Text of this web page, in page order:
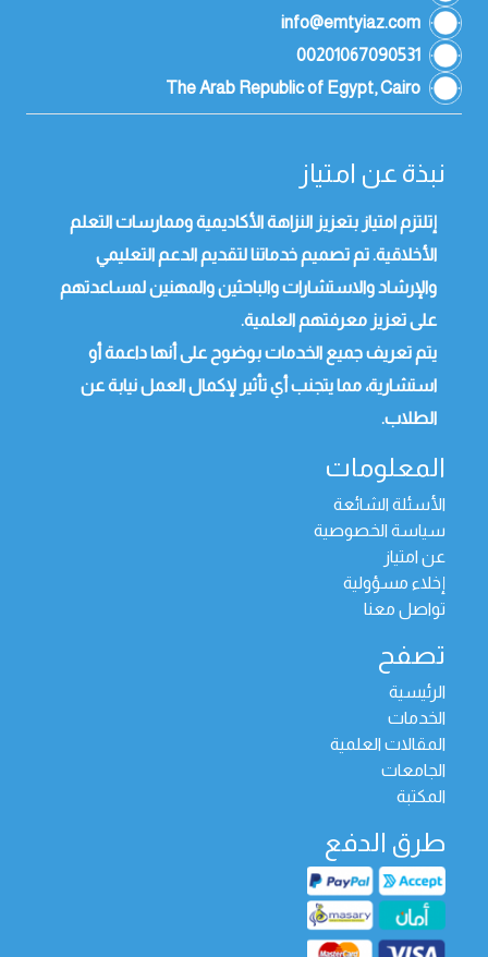
info@emtyiaz.com
00201067090531
The Arab Republic of Egypt, Cairo
نبذة عن امتياز
إتلتزم امتياز بتعزيز النزاهة الأكاديمية وممارسات التعلم
الأخلاقية. تم تصميم خدماتنا لتقديم الدعم التعليمي
والإرشاد والاستشارات والباحثين والمهنين لمساعدتهم
على تعزيز معرفتهم العلمية.
يتم تعريف جميع الخدمات بوضوح على أنها داعمة أو
استشارية، مما يتجنب أي تأثير لإكمال العمل نيابة عن
الطلاب.
المعلومات
الأسئلة الشائعة
سياسة الخصوصية
عن امتياز
إخلاء مسؤولية
تواصل معنا
تصفح
الرئيسية
الخدمات
المقالات العلمية
الجامعات
المكتبة
طرق الدفع